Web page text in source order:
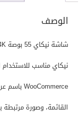
الوصف
نيكاي مناسب
القائمة، وصورة